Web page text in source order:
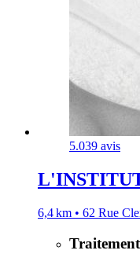
5.039 avis
6,4 km • 62 Rue